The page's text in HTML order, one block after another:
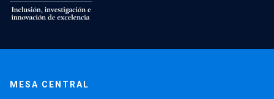
MESA CENTRAL